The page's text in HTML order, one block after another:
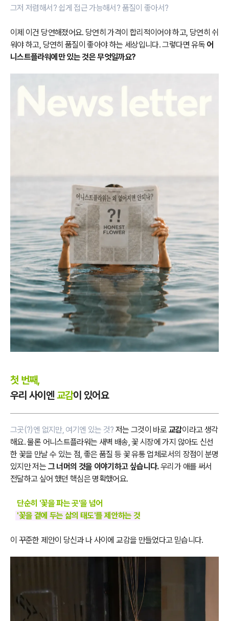
그저 저렴해서? 쉽게 접근 가능해서? 품질이 좋아서?
이제 이건 당연해졌어요. 당연히 가격이 합리적이어야 하고, 당연히 쉬
워야 하고, 당연히 품질이 좋아야 하는 세상입니다. 그렇다면 유독 어
니스트플라워에만 있는 것은 무엇일까요?
첫 번째,
우리 사이엔 교감이 있어요
그곳(?)엔 없지만, 여기엔 있는 것? 저는 그것이 바로 교감이라고 생각
해요. 물론 어니스트플라워는 새벽 배송, 꽃 시장에 가지 않아도 신선
한 꽃을 만날 수 있는 점, 좋은 품질 등 꽃 유통 업체로서의 장점이 분명
있지만 저는 그 너머의 것을 이야기하고 싶습니다.우리가 애를 써서
전달하고 싶어 했던 핵심은 명확했어요.
단순히 '꽃을 파는 곳'을 넘어
'꽃을 곁에 두는 삶의 태도'를 제안하는 것
이 꾸준한 제안이 당신과 나 사이에 교감을 만들었다고 믿습니다.